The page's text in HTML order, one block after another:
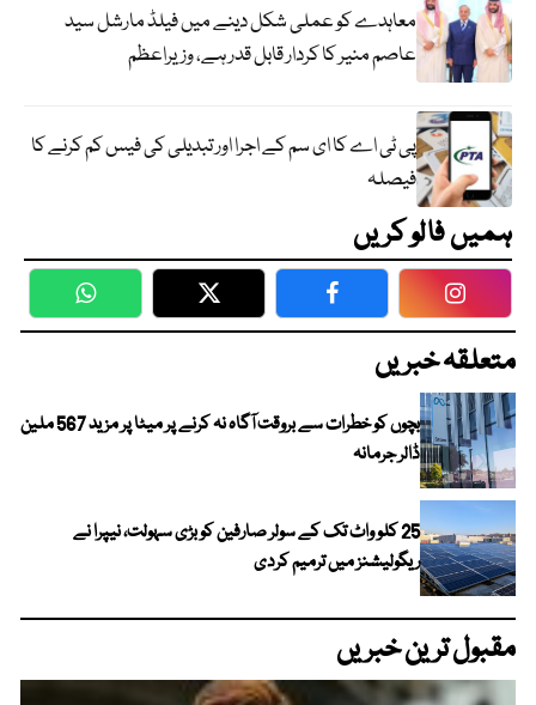
معاہدے کو عملی شکل دینے میں فیلڈ مارشل سید
عاصم منیر کا کردار قابل قدر ہے، وزیراعظم
پی ٹی اے کا ای سم کے اجرا اور تبدیلی کی فیس کم کرنے کا
فیصلہ
ہمیں فالو کریں
WhatsApp Twitter Facebook
متعلقہ خبریں
بچوں کو خطرات سے بروقت آگاہ نہ کرنے پر میٹا پر مزید 567 ملین
ڈالر جرمانہ
25 کلو واٹ تک کے سولر صارفین کو بڑی سہولت، نیپرا نے
ریگولیشنز میں ترمیم کردی
مقبول ترین خبریں